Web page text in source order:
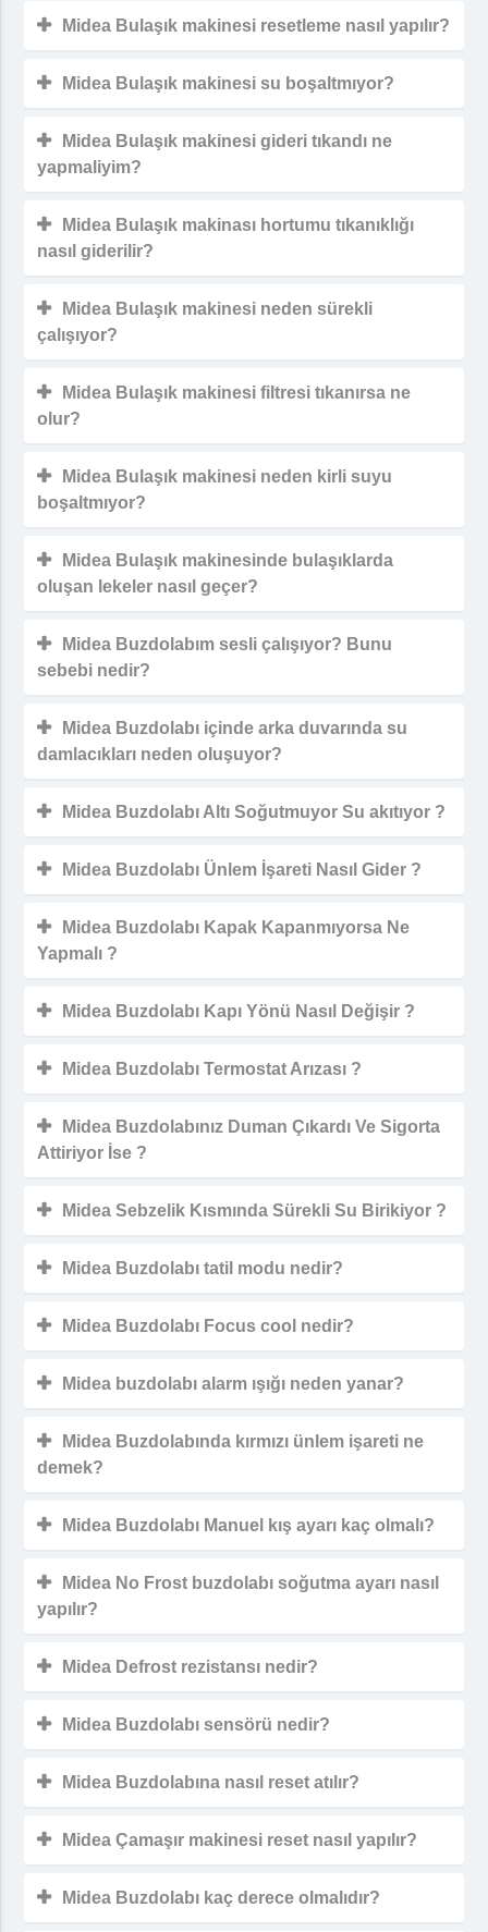
Midea Bulaşık makinesi resetleme nasıl yapılır?
Midea Bulaşık makinesi su boşaltmıyor?
Midea Bulaşık makinesi gideri tıkandı ne
yapmaliyim?
Midea Bulaşık makinası hortumu tıkanıklığı
nasıl giderilir?
Midea Bulaşık makinesi neden sürekli
çalışıyor?
Midea Bulaşık makinesi filtresi tıkanırsa ne
olur?
Midea Bulaşık makinesi neden kirli suyu
boşaltmıyor?
Midea Bulaşık makinesinde bulaşıklarda
oluşan lekeler nasıl geçer?
Midea Buzdolabım sesli çalışıyor? Bunu
sebebi nedir?
Midea Buzdolabı içinde arka duvarında su
damlacıkları neden oluşuyor?
Midea Buzdolabı Altı Soğutmuyor Su akıtıyor ?
Midea Buzdolabı Ünlem İşareti Nasıl Gider ?
Midea Buzdolabı Kapak Kapanmıyorsa Ne
Yapmalı ?
Midea Buzdolabı Kapı Yönü Nasıl Değişir ?
Midea Buzdolabı Termostat Arızası ?
Midea Buzdolabınız Duman Çıkardı Ve Sigorta
Attiriyor İse ?
Midea Sebzelik Kısmında Sürekli Su Birikiyor ?
Midea Buzdolabı tatil modu nedir?
Midea Buzdolabı Focus cool nedir?
Midea buzdolabı alarm ışığı neden yanar?
Midea Buzdolabında kırmızı ünlem işareti ne
demek?
Midea Buzdolabı Manuel kış ayarı kaç olmalı?
Midea No Frost buzdolabı soğutma ayarı nasıl
yapılır?
Midea Defrost rezistansı nedir?
Midea Buzdolabı sensörü nedir?
Midea Buzdolabına nasıl reset atılır?
Midea Çamaşır makinesi reset nasıl yapılır?
Midea Buzdolabı kaç derece olmalıdır?